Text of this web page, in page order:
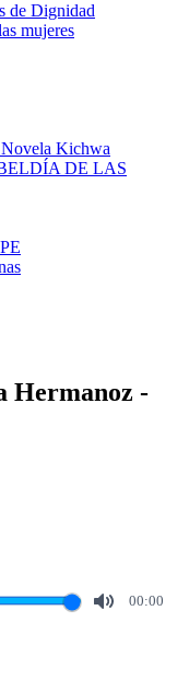
de Dignidad
mujeres
Kichwa
DE LAS
Hermanoz -
00:00